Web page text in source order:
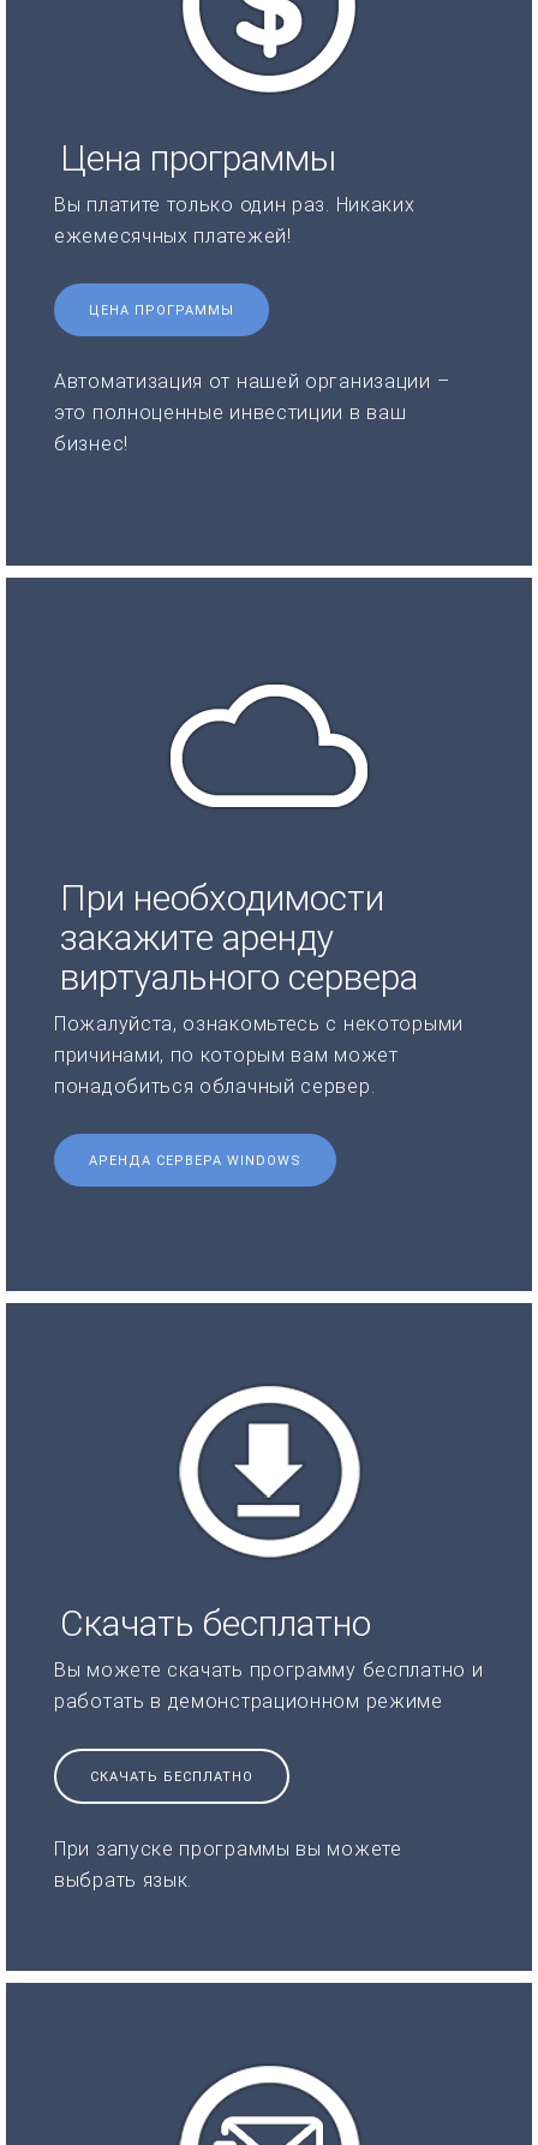
Цена программы
Вы платите только один раз. Никаких
ежемесячных платежей!
ЦЕНА ПРОГРАММЫ
Автоматизация от нашей организации –
это полноценные инвестиции в ваш
бизнес!
При необходимости
закажите аренду
виртуального сервера
Пожалуйста, ознакомьтесь с некоторыми
причинами, по которым вам может
понадобиться облачный сервер.
АРЕНДА СЕРВЕРА WINDOWS
Скачать бесплатно
Вы можете скачать программу бесплатно и
работать в демонстрационном режиме
СКАЧАТЬ БЕСПЛАТНО
При запуске программы вы можете
выбрать язык.